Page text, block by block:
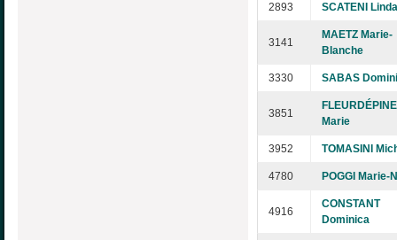
2893 SCATENI Linda
3141
MAETZ Marie-
Blanche
3330 SABAS
3851
FLEURDÉPINE
Marie
3952 TOMASINI
4780 POGGI Marie-
4916
CONSTANT
Dominica